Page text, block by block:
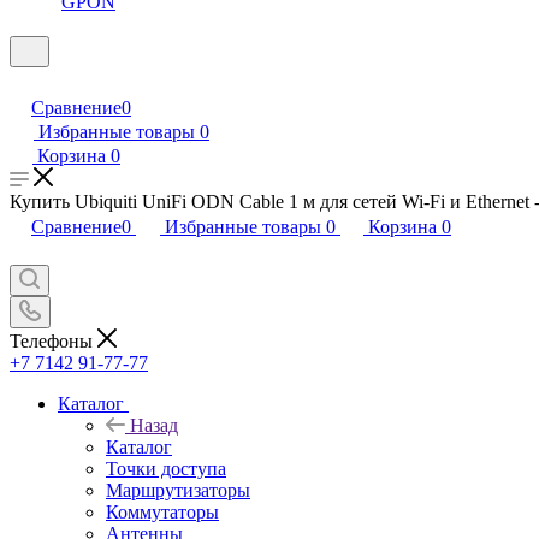
Сравнение0
Избранные товары 0
Корзина 0
Купить Ubiquiti UniFi ODN Cable 1 м для сетей Wi-Fi и Ethernet
Сравнение0 Избранные товары 0 Корзина 0
Телефоны
+7 7142 91-77-77
Каталог
Назад
Каталог
Точки доступа
Маршрутизаторы
Коммутаторы
Антенны